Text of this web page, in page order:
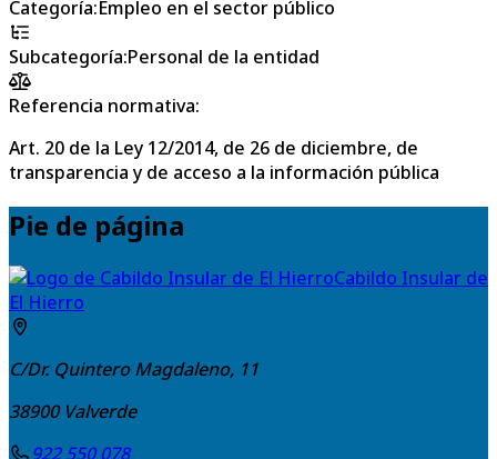
Categoría:Empleo en el sector público
Subcategoría:Personal de la entidad
Referencia normativa:
Art. 20 de la Ley 12/2014, de 26 de diciembre, de
transparencia y de acceso a la información pública
Pie de página
Cabildo Insular de
El Hierro
C/Dr. Quintero Magdaleno, 11
38900 Valverde
922 550 078